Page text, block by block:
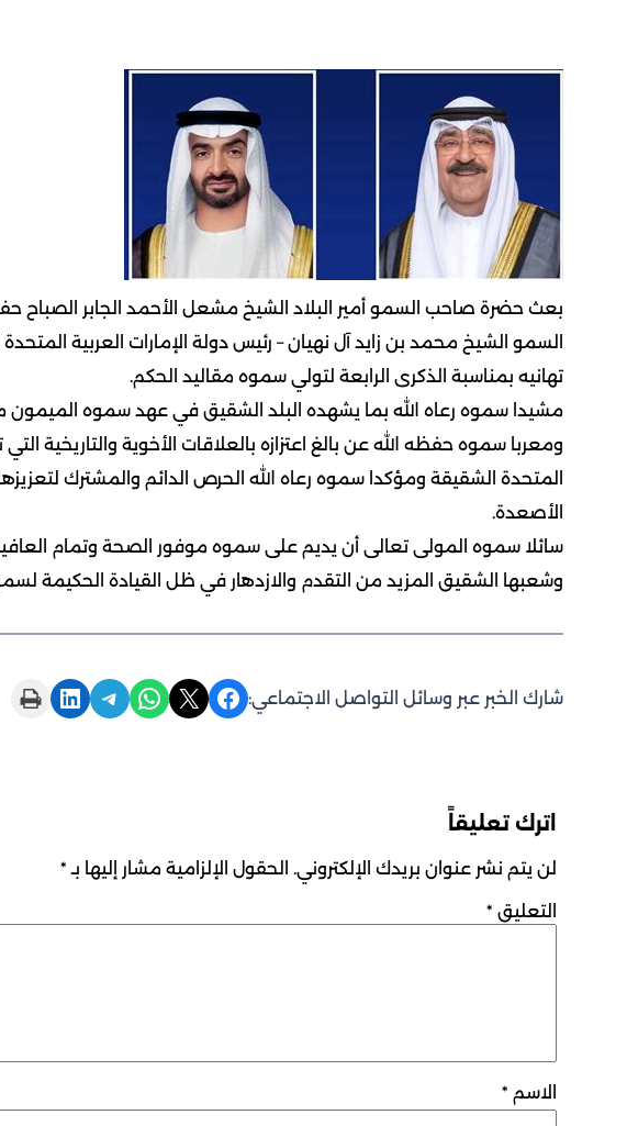
بعث حضرة صاحب السمو أمير البلاد الشيخ مشعل الأحمد الجابر الصباح
السمو الشيخ محمد بن زايد آل نهيان – رئيس دولة الإمارات العربية
تهانيه بمناسبة الذكرى الرابعة لتولي سموه مقاليد الحكم.
مشيدا سموه رعاه الله بما يشهده البلد الشقيق في عهد سموه الميمون
ومعربا سموه حفظه الله عن بالغ اعتزازه بالعلاقات الأخوية والتاريخية
المتحدة الشقيقة ومؤكدا سموه رعاه الله الحرص الدائم والمشترك
الأصعدة.
سائلا سموه المولى تعالى أن يديم على سموه موفور الصحة وتمام
وشعبها الشقيق المزيد من التقدم والازدهار في ظل القيادة الحكيمة
شارك الخبر عبر وسائل التواصل الاجتماعي: Share on Facebook
Share on X
Share on WhatsApp
Share on Telegram
Share on LinkedIn
Print this Page
اترك تعليقاً
لن يتم نشر عنوان بريدك الإلكتروني. الحقول الإلزامية مشار إليها بـ *
التعليق *
الاسم *